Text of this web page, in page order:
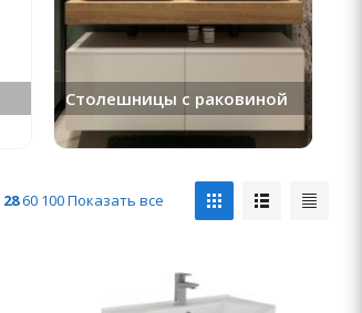
Столешницы с раковиной
28 60 100Показать все